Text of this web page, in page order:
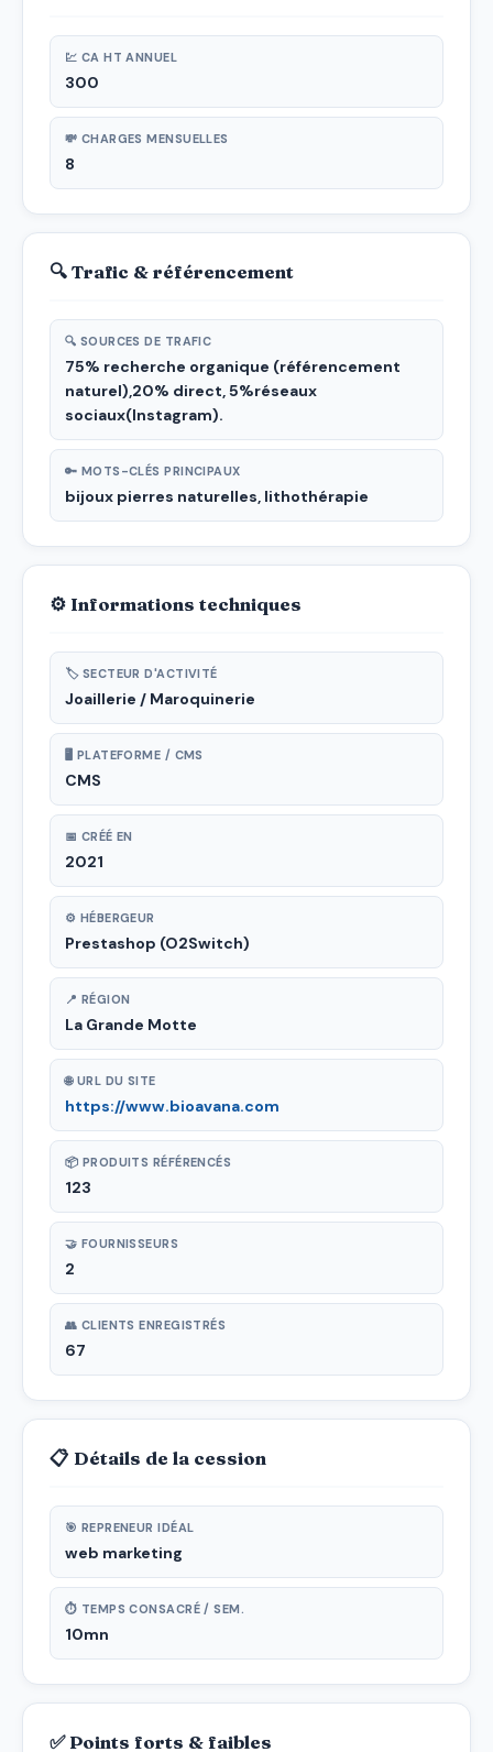
💹 CA HT ANNUEL
300
💸 CHARGES MENSUELLES
8
🔍 Trafic & référencement
🔍 SOURCES DE TRAFIC
75% recherche organique (référencement
naturel),20% direct, 5%réseaux
sociaux(Instagram).
🔑 MOTS-CLÉS PRINCIPAUX
bijoux pierres naturelles, lithothérapie
⚙ Informations techniques
🏷 SECTEUR D'ACTIVITÉ
Joaillerie / Maroquinerie
🖥 PLATEFORME / CMS
CMS
📅 CRÉÉ EN
2021
⚙ HÉBERGEUR
Prestashop (O2Switch)
📍 RÉGION
La Grande Motte
🌐 URL DU SITE
https://www.bioavana.com
📦 PRODUITS RÉFÉRENCÉS
123
🤝 FOURNISSEURS
2
👥 CLIENTS ENREGISTRÉS
67
📋 Détails de la cession
🎯 REPRENEUR IDÉAL
web marketing
⏱ TEMPS CONSACRÉ / SEM.
10mn
✅ Points forts & faibles